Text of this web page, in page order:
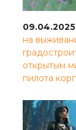
на
открытым
пилота